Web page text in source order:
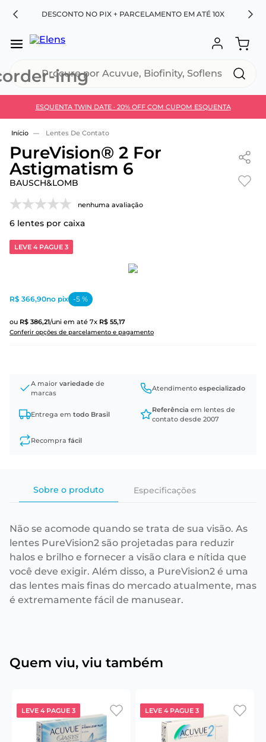
DESCONTO NO PIX + PARCELAMENTO EM ATÉ 10X
ESQUENTA TWIN DATE · 20% OFF COM CUPOM ESQUENTA
Use 30HOJE e ganhe 30% OFF + economia extra no
Lentes De Contato
PureVision® 2 For
Astigmatism 6
BAUSCH&LOMB
nenhuma avaliação
6 lentes por caixa
LEVE 4 PAGUE 3
ou R$ 386,21/uni em até 7x R$ 55,17
Conferir opções de parcelamento e pagamento
R$ 366,90no pix -5 %
A maior variedade de
marcas
Atendimento especializado
Entrega em todo Brasil
Referência em lentes de
contato desde 2007
Recompra fácil
Sobre o produto Especificações
Não se acomode quando se trata de sua visão. As
lentes PureVision2 são projetadas para reduzir
halos e brilho e fornecer a visão clara e nítida que
você deve exigir. Além disso, a PureVision2 é uma
das lentes mais finas do mercado atualmente, mas
é extremamente fácil de manusear.
Quem viu, viu também
LEVE 4 PAGUE 3 LEVE 4 PAGUE 3